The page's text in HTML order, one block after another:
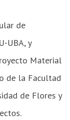
de
UBA, y
Material
de la Facultad
de Flores y